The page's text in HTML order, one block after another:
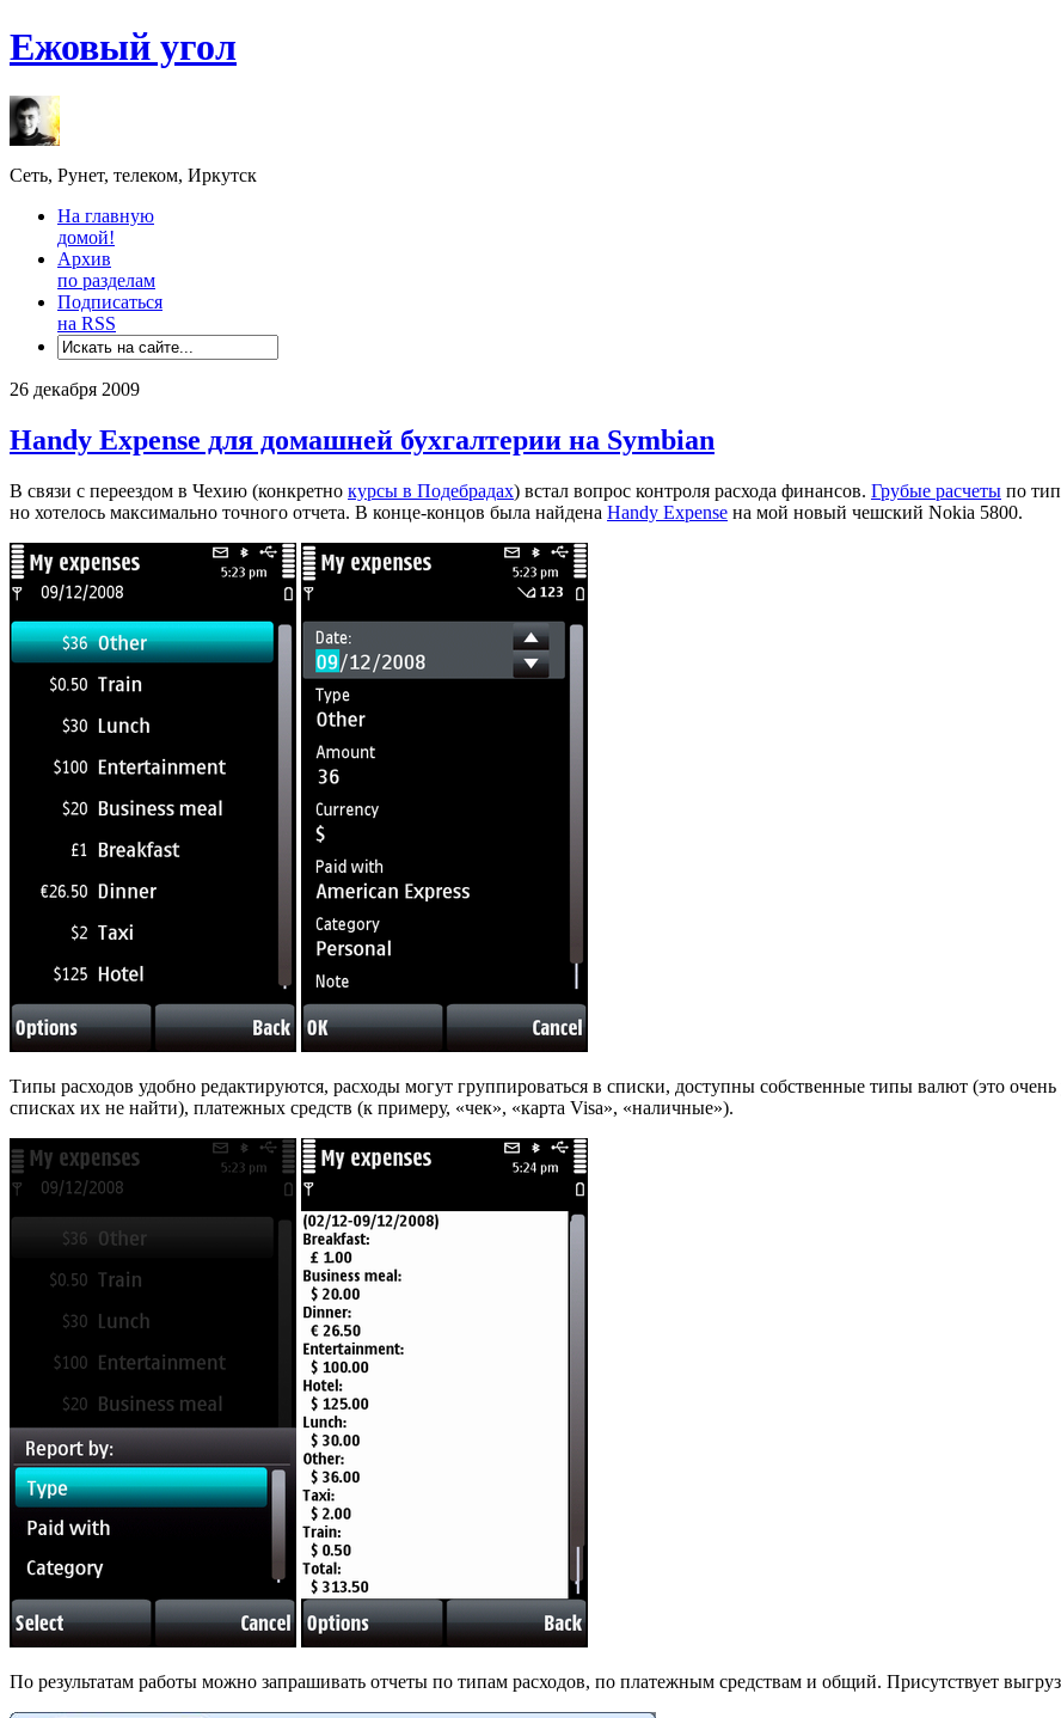
Ежовый угол
Сеть, Рунет, телеком, Иркутск
На главную
домой!
Архив
по разделам
Подписаться
на RSS
26 декабря 2009
Handy Expense для домашней бухгалтерии на Symbian
В связи с переездом в Чехию (конкретно курсы в Подебрадах) встал вопрос контроля расхода финансов. Грубые расчеты по
но хотелось максимально точного отчета. В конце-концов была найдена Handy Expense на мой новый чешский Nokia 5800.
Типы расходов удобно редактируются, расходы могут группироваться в списки, доступны собственные типы валют (это
списках их не найти), платежных средств (к примеру, «чек», «карта Visa», «наличные»).
По результатам работы можно запрашивать отчеты по типам расходов, по платежным средствам и общий. Присутствует